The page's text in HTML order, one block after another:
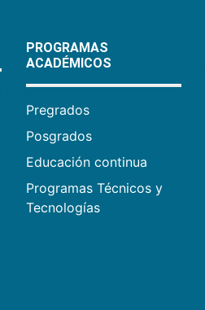
PROGRAMAS
ACADÉMICOS
Pregrados
Posgrados
Educación continua
Programas Técnicos y
Tecnologías